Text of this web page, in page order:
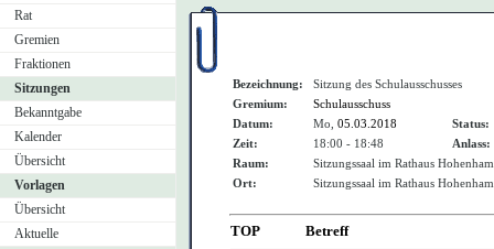
Rat
Gremien
Fraktionen
Sitzungen
Bekanntgabe
Kalender
Übersicht
Vorlagen
Übersicht
Aktuelle
Bezeichnung:
Sitzung des Schulausschusses
Gremium:
Schulausschuss
Datum:
Mo, 05.03.2018
Status:
Zeit:
18:00 - 18:48
Anlass:
Raum:
Sitzungssaal im Rathaus
Ort:
Sitzungssaal im Rathaus
TOP Betreff